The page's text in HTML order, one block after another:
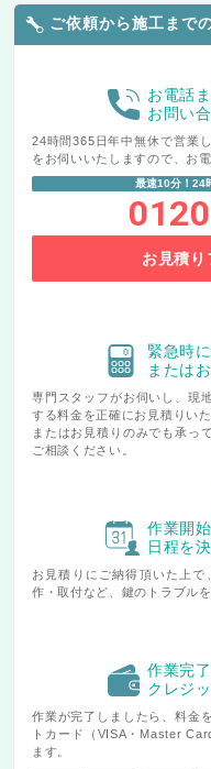
ご依頼から施工まで
お電話
お問い
24時間365日年中無休で営業
をお伺いいたしますので、お
最速10分！24
お見積り
緊急時
または
専門スタッフがお伺いし、現
する料金を正確にお見積りいた
またはお見積りのみでも承っ
ご相談ください。
作業開
日程を
お見積りにご納得頂いた上で
作・取付など、鍵のトラブル
作業完
クレジ
作業が完了しましたら、料金
トカード（VISA・Master
ます。